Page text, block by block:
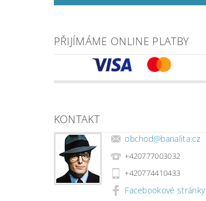
PŘIJÍMÁME ONLINE PLATBY
KONTAKT
obchod@banalita.cz
+420777003032
+420774410433
Facebookové stránky